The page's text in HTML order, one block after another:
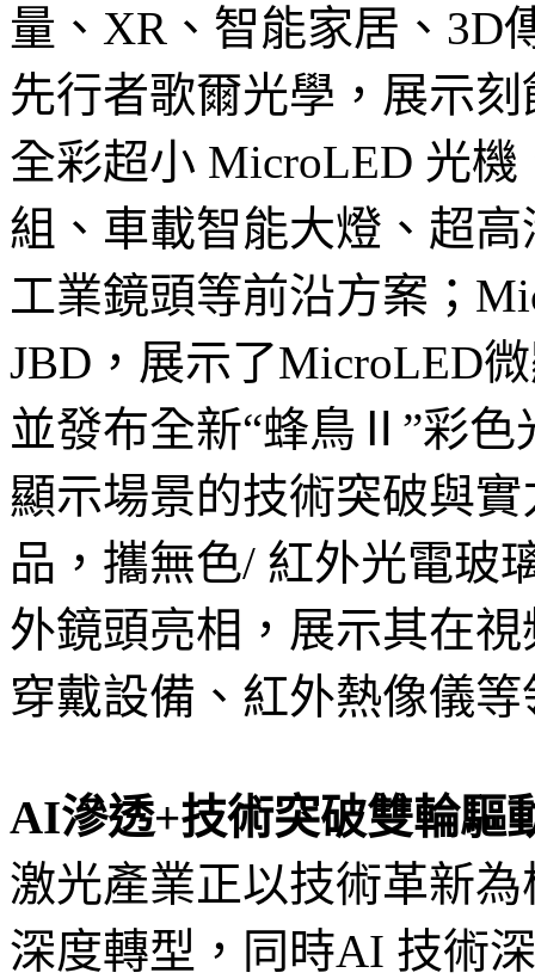
量、XR、智能家居、3D
先行者歌爾光學，展示
全彩超小 MicroLED 光機
組、車載智能大燈、超
工業鏡頭等前沿方案；
JBD，展示了MicroLED
並發布全新“蜂鳥Ⅱ”彩色
顯示場景的技術突破與
品，攜無色/ 紅外光電玻
外鏡頭亮相，展示其在
穿戴設備、紅外熱像儀
AI滲透+技術突破雙輪驅
激光產業正以技術革新
深度轉型，同時AI 技術